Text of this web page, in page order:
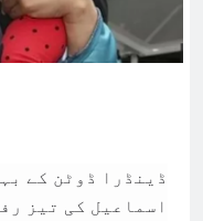
ڈینڈرا ڈوٹن کے
اسماعیل کی تیز